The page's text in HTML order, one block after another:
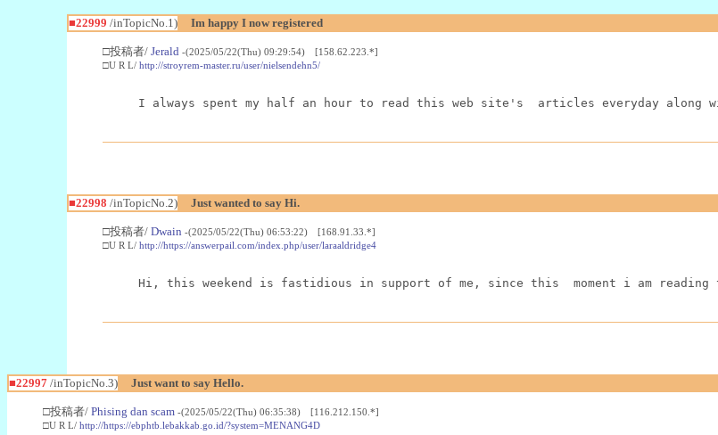
■22999 /inTopicNo.1) Im happy I now registered
□投稿者/ Jerald -(2025/05/22(Thu) 09:29:54) [158.62.223.*]
□U R L/ http://stroyrem-master.ru/user/nielsendehn5/
I always spent my half an hour to read this web site's  articles everyday along
■22998 /inTopicNo.2) Just wanted to say Hi.
□投稿者/ Dwain -(2025/05/22(Thu) 06:53:22) [168.91.33.*]
□U R L/ http://https://answerpail.com/index.php/user/laraaldridge4
Hi, this weekend is fastidious in support of me, since this  moment i am reading
■22997 /inTopicNo.3) Just want to say Hello.
□投稿者/ Phising dan scam -(2025/05/22(Thu) 06:35:38) [116.212.150.*]
□U R L/ http://https://ebphtb.lebakkab.go.id/?system=MENANG4D